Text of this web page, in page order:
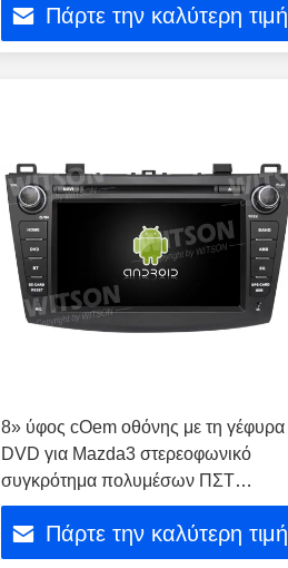
Πάρτε την καλύτερη τιμή
8» ύφος cOem οθόνης με τη γέφυρα
DVD για Mazda3 στερεοφωνικό
συγκρότημα πολυμέσων ΠΣΤ
αυτοκινήτων DVD BL 2009-2013 το
αρρενωπόΠάρτε την καλύτερη τιμή